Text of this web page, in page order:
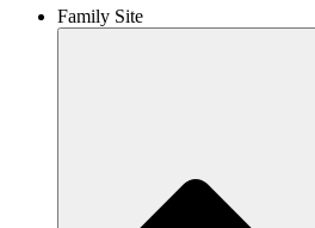
Family Site